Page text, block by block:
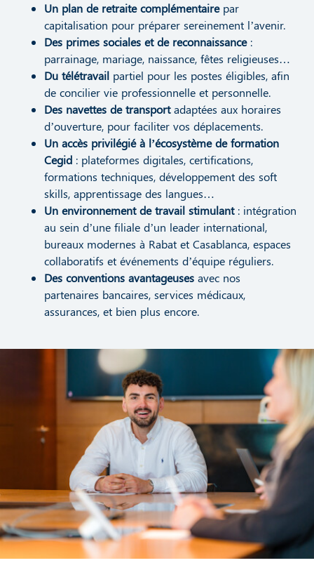
Un plan de retraite complémentairepar
capitalisation pour préparer sereinement l’avenir.
Des primes sociales et de reconnaissance:
parrainage, mariage, naissance, fêtes religieuses…
Du télétravail partiel pour les postes éligibles, afin
de concilier vie professionnelle et personnelle.
Des navettes de transportadaptées aux horaires
d’ouverture, pour faciliter vos déplacements.
Un accès privilégié à l’écosystème de formation
Cegid : plateformes digitales, certifications,
formations techniques, développement des soft
skills, apprentissage des langues…
Un environnement de travail stimulant: intégration
au sein d’une filiale d’un leader international,
bureaux modernes à Rabat et Casablanca, espaces
collaboratifs et événements d’équipe réguliers.
Des conventions avantageuses avec nos
partenaires bancaires, services médicaux,
assurances, et bien plus encore.